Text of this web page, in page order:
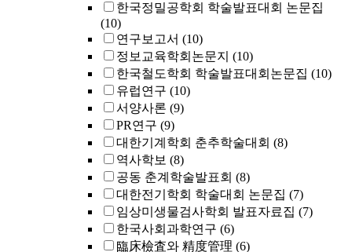
한국정밀공학회 학술발표대회 논문집
(10)
연구보고서 (10)
정보교육학회논문지 (10)
한국철도학회 학술발표대회논문집 (10)
유럽연구 (10)
서양사론 (9)
PR연구 (9)
대한기계학회 춘추학술대회 (8)
역사학보 (8)
공동 춘계학술발표회 (8)
대한전기학회 학술대회 논문집 (7)
임상미생물검사학회 발표자료집 (7)
한국사회과학연구 (6)
臨床檢査와 精度管理 (6)